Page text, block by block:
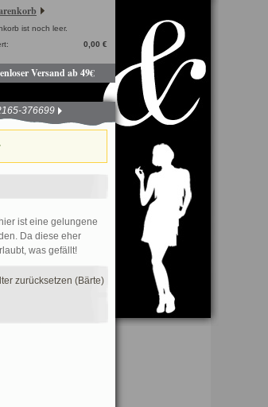
ist noch leer.
0,00 €
Versand ab 49€
376699
ist eine gelungene
Da diese eher
was gefällt!
zurücksetzen (Bärte)